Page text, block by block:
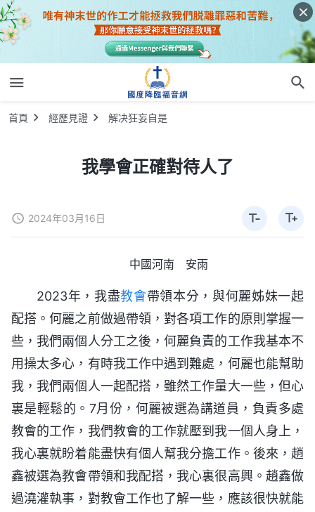
首頁 經歷見證 解决狂妄自是
我學會正確對待人了
2024年03月16日
中國河南 安雨
2023年，我盡教會帶領本分，與何麗姊妹一起
配搭。何麗之前做過帶領，對各項工作的原則掌握一
些，我們兩個人分工之後，何麗負責的工作我基本不
用操太多心，有時我工作中遇到難處，何麗也能幫助
我，我們兩個人一起配搭，雖然工作量大一些，但心
裏是輕鬆的。7月份，何麗被選為講道員，負責多處
教會的工作，我們教會的工作就壓到我一個人身上，
我心裏就盼着能盡快有個人幫我分擔工作。後來，趙
鑫被選為教會帶領和我配搭，我心裏很高興。趙鑫做
過澆灌執事，對教會工作也了解一些，應該很快就能